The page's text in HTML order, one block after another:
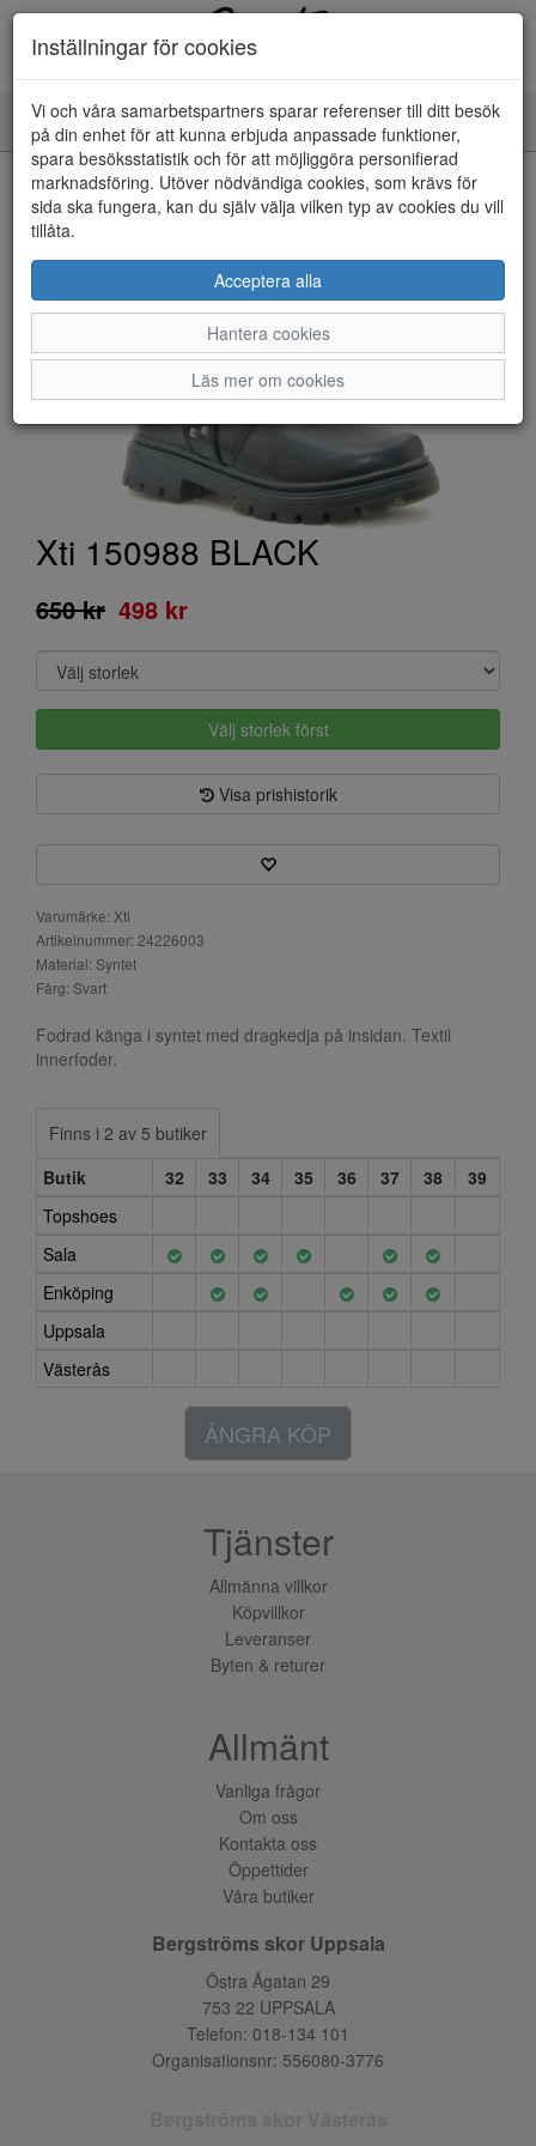
Toggle
navigation
HEM
Xti 150988 BLACK
650 kr 498 kr
Välj storlek först
Visa prishistorik
Varumärke: Xti
Artikelnummer: 24226003
Material: Syntet
Färg: Svart
Fodrad känga i syntet med dragkedja på insidan. Textil
innerfoder.
Finns i 2 av 5 butiker
Butik
32 33 34 35 36 37 38
39
Topshoes
Sala
Enköping
Uppsala
Västerås
ÅNGRA KÖP
Inställningar för cookies
Vi och våra samarbetspartners sparar referenser till ditt besök
på din enhet för att kunna erbjuda anpassade funktioner,
spara besöksstatistik och för att möjliggöra personifierad
marknadsföring. Utöver nödvändiga cookies, som krävs för
sida ska fungera, kan du själv välja vilken typ av cookies du vill
tillåta.
Acceptera alla
Hantera cookies
Läs mer om cookies
Tjänster
Allmänna villkor
Köpvillkor
Leveranser
Byten & returer
Allmänt
Vanliga frågor
Om oss
Kontakta oss
Öppettider
Våra butiker
Bergströms skor Uppsala
Östra Ågatan 29
753 22 UPPSALA
Telefon: 018-134 101
Organisationsnr: 556080-3776